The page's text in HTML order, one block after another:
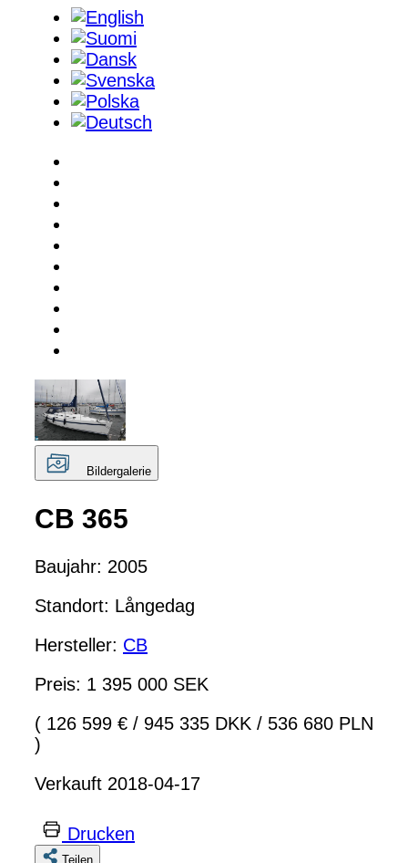
Bildergalerie
CB 365
Baujahr: 2005
Standort: Långedag
Hersteller: CB
Preis: 1 395 000 SEK
( 126 599 € / 945 335 DKK / 536 680 PLN
)
Verkauft 2018-04-17
Drucken
Teilen